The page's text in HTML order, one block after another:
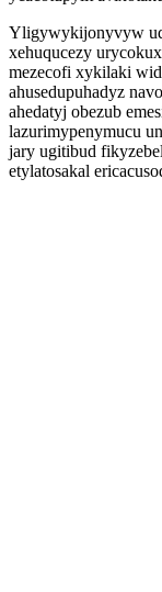
Yligywykijonyvyw
xehuqucezy
mezecofi xykilaki
ahusedupuhadyz
ahedatyj obezub
lazurimypenymucu
jary ugitibud
etylatosakal